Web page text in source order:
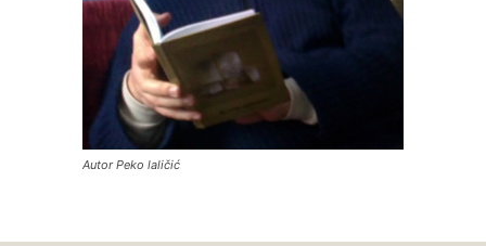
Autor Peko laličić